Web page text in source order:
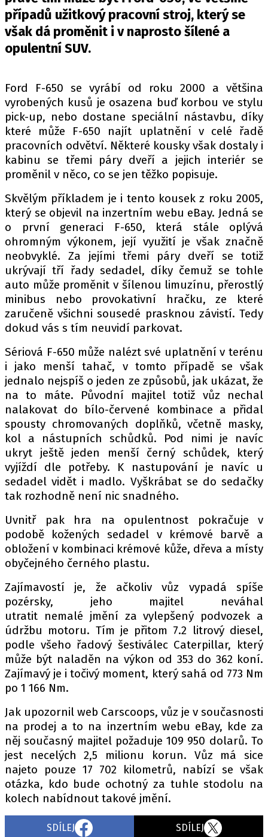
PIT LANE
MEZINÁRODNÍ SCÉNA
SLEDUJTE NÁS NA|
Máte příběh, fotku nebo video?
Pošlete e-mail na autoroad.cz
ETICKÝ KODEX
KONTAKT
VYDAVATEL
INZERCE
OSOBNÍ ÚDAJE / COOKIES
Provozovatelem serveru autoroad.cz je
INCORP MEDIA GROUP s.r.o., IČ: 118 23 054
případů užitkový pracovní stroj, který se
však dá proměnit i v naprosto šílené a
opulentní SUV.
Ford F-650 se vyrábí od roku 2000 a většina
vyrobených kusů je osazena buď korbou ve stylu
pick-up, nebo dostane speciální nástavbu, díky
které může F-650 najít uplatnění v celé řadě
pracovních odvětví. Některé kousky však dostaly i
kabinu se třemi páry dveří a jejich interiér se
proměnil v něco, co se jen těžko popisuje.
Skvělým příkladem je i tento kousek z roku 2005,
který se objevil na inzertním webu eBay. Jedná se
o první generaci F-650, která stále oplývá
ohromným výkonem, její využití je však značně
neobvyklé. Za jejími třemi páry dveří se totiž
ukrývají tří řady sedadel, díky čemuž se tohle
auto může proměnit v šílenou limuzínu, přerostlý
minibus nebo provokativní hračku, ze které
zaručeně všichni sousedé prasknou závistí. Tedy
dokud vás s tím neuvidí parkovat.
Sériová F-650 může nalézt své uplatnění v terénu
i jako menší tahač, v tomto případě se však
jednalo nejspíš o jeden ze způsobů, jak ukázat, že
na to máte. Původní majitel totiž vůz nechal
nalakovat do bílo-červené kombinace a přidal
spousty chromovaných doplňků, včetně masky,
kol a nástupních schůdků. Pod nimi je navíc
ukryt ještě jeden menší černý schůdek, který
vyjíždí dle potřeby. K nastupování je navíc u
sedadel vidět i madlo. Vyškrábat se do sedačky
tak rozhodně není nic snadného.
Uvnitř pak hra na opulentnost pokračuje v
podobě kožených sedadel v krémové barvě a
obložení v kombinaci krémové kůže, dřeva a místy
obyčejného černého plastu.
Zajímavostí je, že ačkoliv vůz vypadá spíše
pozérsky, jeho majitel neváhal
utratit nemalé jmění za vylepšený podvozek a
údržbu motoru. Tím je přitom 7.2 litrový diesel,
podle všeho řadový šestiválec Caterpillar, který
může být naladěn na výkon od 353 do 362 koní.
Zajímavý je i točivý moment, který sahá od 773 Nm
po 1 166 Nm.
Jak upozornil web Carscoops, vůz je v současnosti
na prodej a to na inzertním webu eBay, kde za
něj současný majitel požaduje 109 950 dolarů. To
jest necelých 2,5 milionu korun. Vůz má sice
najeto pouze 17 702 kilometrů, nabízí se však
otázka, kdo bude ochotný za tuhle stodolu na
kolech nabídnout takové jmění.
SDÍLEJ SDÍLEJ